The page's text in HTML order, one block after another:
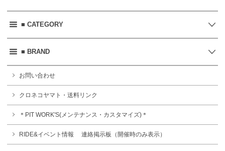
■ CATEGORY
■ BRAND
お問い合わせ
クロネコヤマト・送料リンク
＊PIT WORK'S(メンテナンス・カスタマイズ)＊
RIDE&イベント情報 連絡掲示板（開催時のみ表示）